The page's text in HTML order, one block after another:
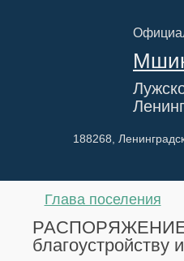
188268,
Глава поселения
РАСПОРЯЖЕНИЕ
благоустройству